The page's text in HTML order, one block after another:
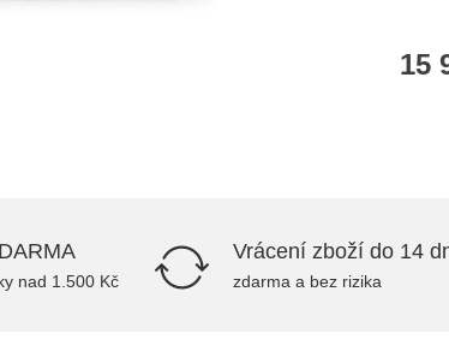
15
nad 1.500 Kč
Vrácení zboží do 14
zdarma a bez rizika